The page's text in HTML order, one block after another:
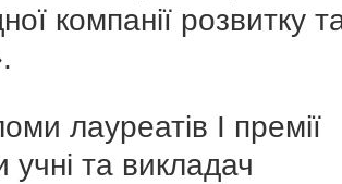
компанії розвитку
лауреатів І премії
учні та викладач